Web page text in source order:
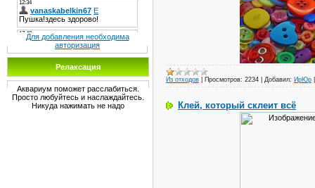
Для добавления необходима
авторизация
Релаксация
Аквариум поможет расслабиться.
Просто любуйтесь и наслаждайтесь.
Никуда нажимать не надо
Из отходов Просмотров: 2234 Добавил: ИрЮр
Клей, который склеит всё